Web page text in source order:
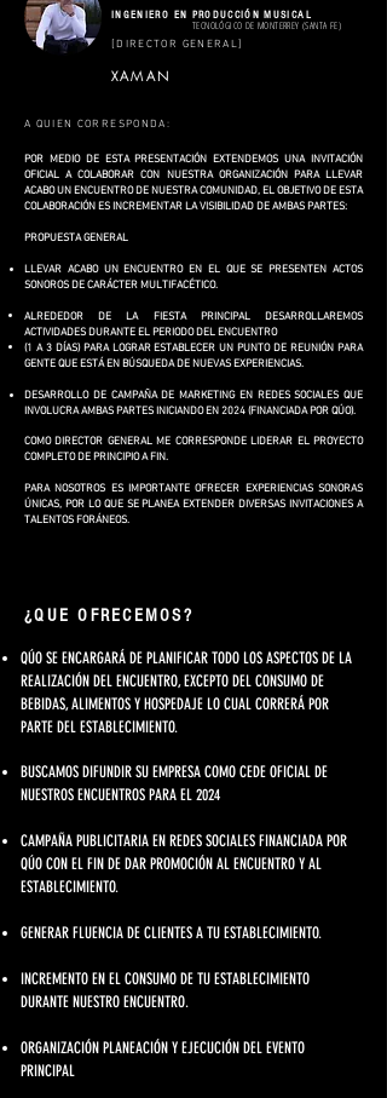
INGENIERO EN PRODUCCIÓN MUSICAL
TECNOLÓGICO DE MONTERREY (SANTA FE)
[DIRECTOR GENERAL]
XAMAN
A QUIEN CORRESPONDA:
POR MEDIO DE ESTA PRESENTACIÓN EXTENDEMOS UNA INVITACIÓN
OFICIAL A COLABORAR CON NUESTRA ORGANIZACIÓN PARA LLEVAR
ACABO UN ENCUENTRO DE NUESTRA COMUNIDAD, EL OBJETIVO DE ESTA
COLABORACIÓN ES INCREMENTAR LA VISIBILIDAD DE AMBAS PARTES:
PROPUESTA GENERAL
LLEVAR ACABO UN ENCUENTRO EN EL QUE SE PRESENTEN ACTOS
SONOROS DE CARÁCTER MULTIFACÉTICO.
ALREDEDOR DE LA FIESTA PRINCIPAL DESARROLLAREMOS
ACTIVIDADES DURANTE EL PERIODO DEL ENCUENTRO
(1 A 3 DÍAS) PARA LOGRAR ESTABLECER UN PUNTO DE REUNIÓN PARA
GENTE QUE ESTÁ EN BÚSQUEDA DE NUEVAS EXPERIENCIAS.
DESARROLLO DE CAMPAÑA DE MARKETING EN REDES SOCIALES QUE
INVOLUCRA AMBAS PARTES INICIANDO EN 2024 (FINANCIADA POR QÚO).
COMO DIRECTOR GENERAL ME CORRESPONDE LIDERAR EL PROYECTO
COMPLETO DE PRINCIPIO A FIN.
PARA NOSOTROS ES IMPORTANTE OFRECER EXPERIENCIAS SONORAS
ÚNICAS, POR LO QUE SE PLANEA EXTENDER DIVERSAS INVITACIONES A
TALENTOS FORÁNEOS.
¿QUE OFRECEMOS?
QÚO SE ENCARGARÁ DE PLANIFICAR TODO LOS ASPECTOS DE LA
REALIZACIÓN DEL ENCUENTRO, EXCEPTO DEL CONSUMO DE
BEBIDAS, ALIMENTOS Y HOSPEDAJE LO CUAL CORRERÁ POR
PARTE DEL ESTABLECIMIENTO.
BUSCAMOS DIFUNDIR SU EMPRESA COMO CEDE OFICIAL DE
NUESTROS ENCUENTROS PARA EL 2024
CAMPAÑA PUBLICITARIA EN REDES SOCIALES FINANCIADA POR
QÚO CON EL FIN DE DAR PROMOCIÓN AL ENCUENTRO Y AL
ESTABLECIMIENTO.
GENERAR FLUENCIA DE CLIENTES A TU ESTABLECIMIENTO.
INCREMENTO EN EL CONSUMO DE TU ESTABLECIMIENTO
DURANTE NUESTRO ENCUENTRO.
ORGANIZACIÓN PLANEACIÓN Y EJECUCIÓN DEL EVENTO
PRINCIPAL